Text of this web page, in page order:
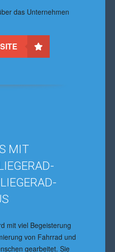
das Unternehmen
MIT
mit viel Begeisterung
von Fahrrad und
gearbeitet. Sie